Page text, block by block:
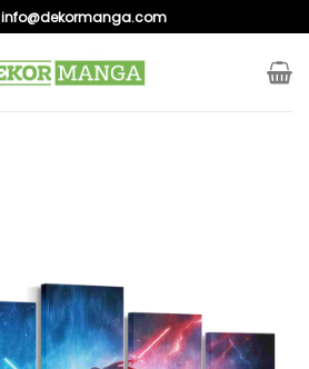
info@dekormanga.com